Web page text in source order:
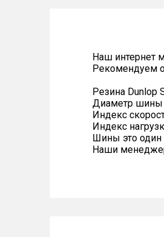
Наш интернет
Рекомендуем
Резина Dunlop
Диаметр шины
Индекс
Индекс
Шины это один
Наши